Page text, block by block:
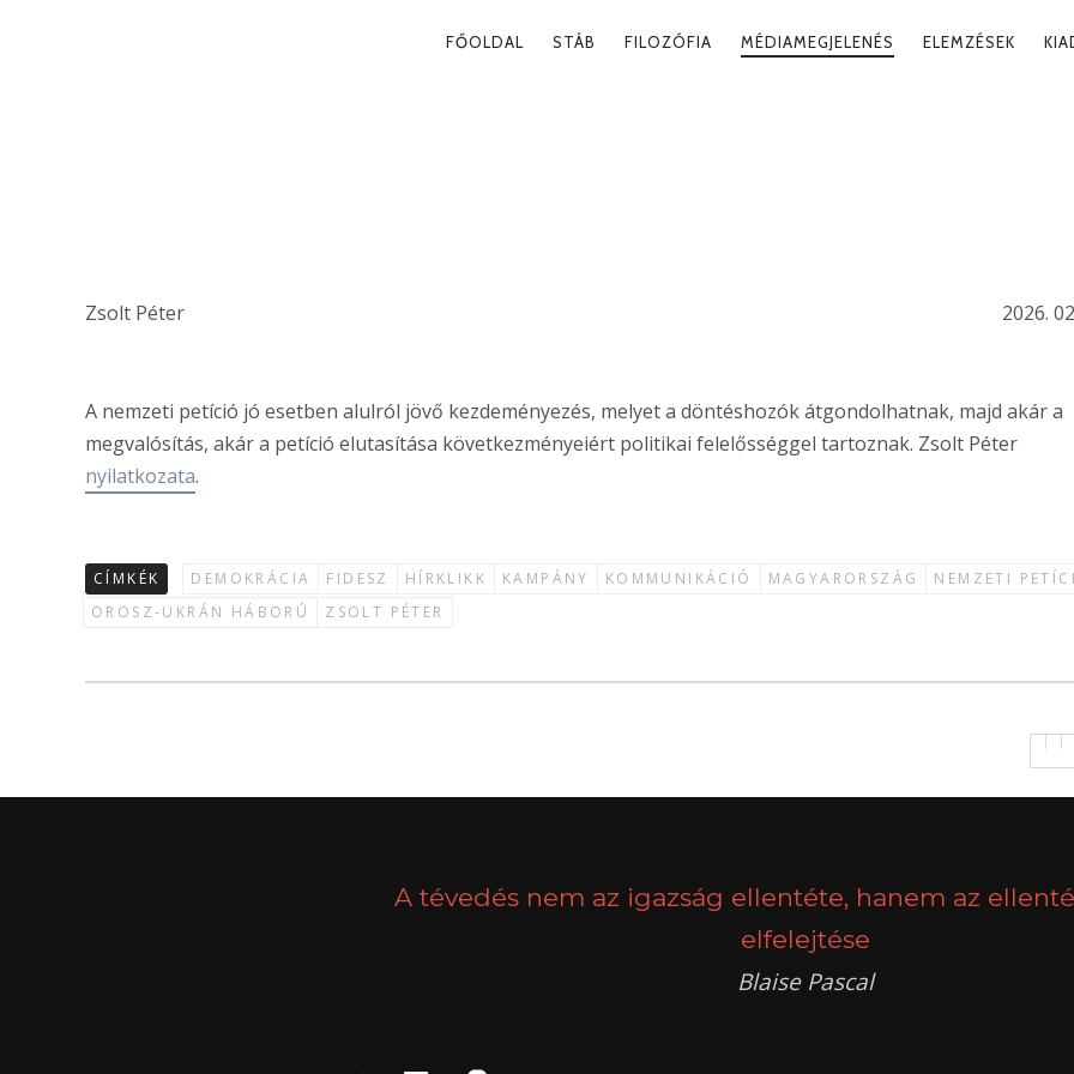
PRIMARY
FŐOLDAL STÁB FILOZÓFIA MÉDIAMEGJELENÉS ELEMZÉSEK
Zsolt Péter 2026.
A nemzeti petíció jó esetben alulról jövő kezdeményezés, melyet a döntéshozók átgondolhatnak, majd akár a
megvalósítás, akár a petíció elutasítása következményeiért politikai felelősséggel tartoznak. Zsolt Péter
nyilatkozata.
CÍMKÉK DEMOKRÁCIA FIDESZ HÍRKLIKK KAMPÁNY KOMMUNIKÁCIÓ MAGYARORSZÁG
NEMZETI
OROSZ-UKRÁN HÁBORÚ
ZSOLT PÉTER
A tévedés nem az igazság ellentéte, hanem az
elfelejtése
Blaise Pascal